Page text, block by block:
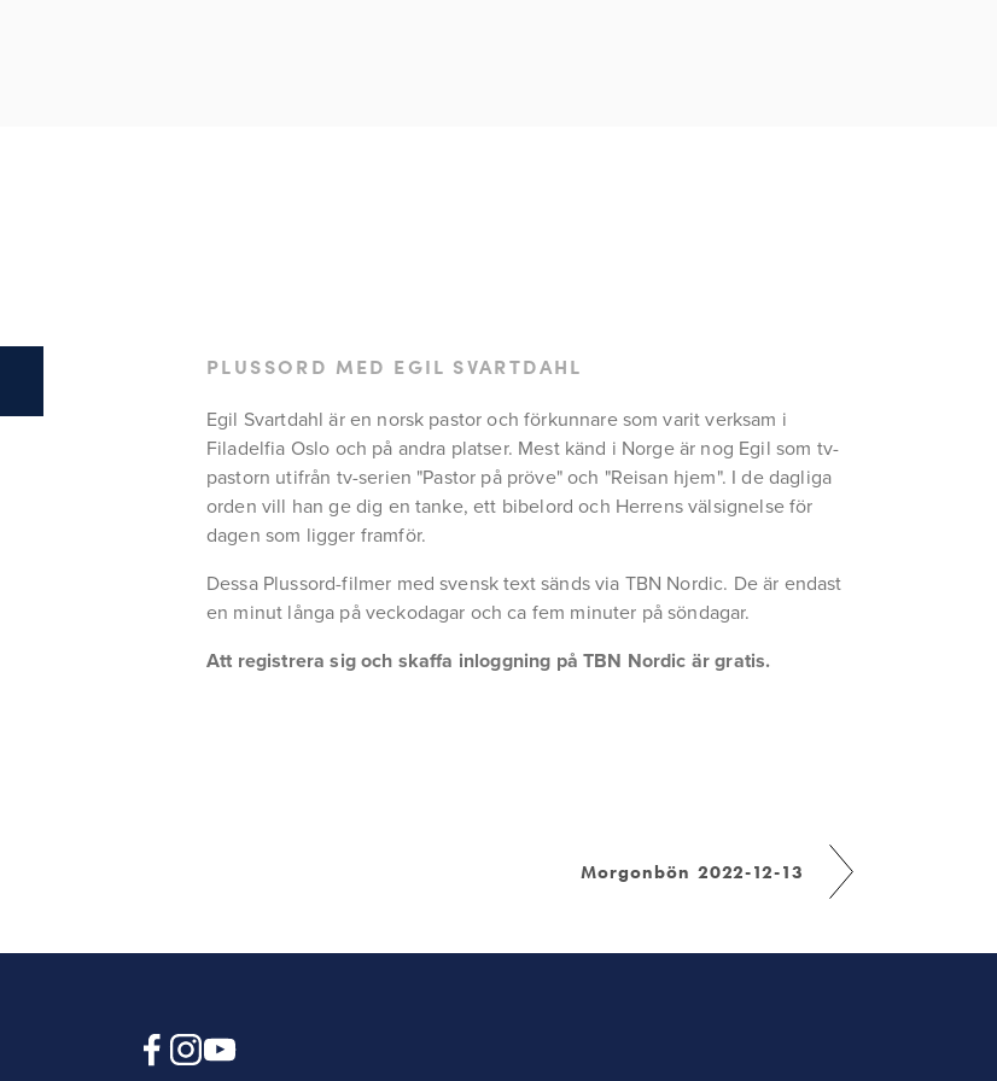
PLUSSORD MED EGIL SVARTDAHL
Egil Svartdahl är en norsk pastor och förkunnare som varit verksam i
Filadelfia Oslo och på andra platser. Mest känd i Norge är nog Egil som tv-
pastorn utifrån tv-serien "Pastor på pröve" och "Reisan hjem". I de dagliga
orden vill han ge dig en tanke, ett bibelord och Herrens välsignelse för
dagen som ligger framför.
Dessa Plussord-filmer med svensk text sänds via TBN Nordic. De är endast
en minut långa på veckodagar och ca fem minuter på söndagar.
Att registrera sig och skaffa inloggning på TBN Nordic är gratis.
Morgonbön 2022-12-13